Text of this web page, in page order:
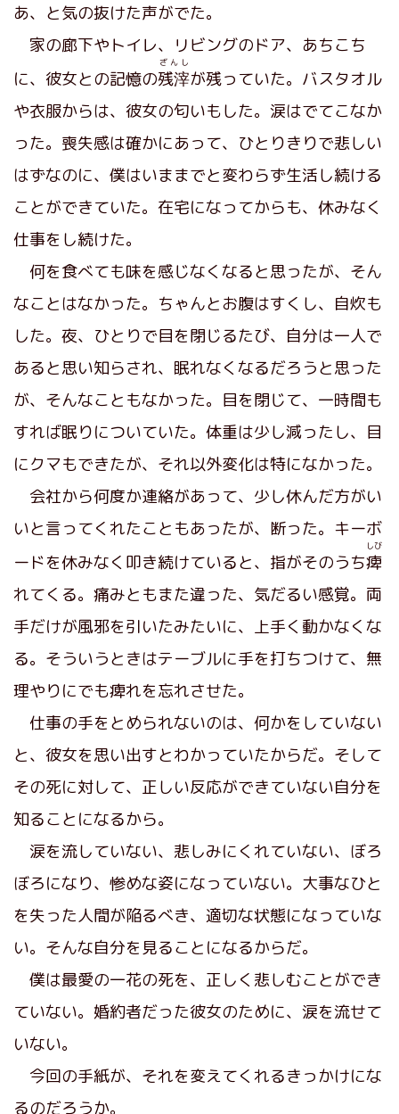
あ、と気の抜けた声がでた。
家の廊下やトイレ、リビングのドア、あちこち
に、彼女との記憶の残滓
ざんし
が残っていた。バスタオル
や衣服からは、彼女の匂いもした。涙はでてこなか
った。喪失感は確かにあって、ひとりきりで悲しい
はずなのに、僕はいままでと変わらず生活し続ける
ことができていた。在宅になってからも、休みなく
仕事をし続けた。
何を食べても味を感じなくなると思ったが、そん
なことはなかった。ちゃんとお腹はすくし、自炊も
した。夜、ひとりで目を閉じるたび、自分は一人で
あると思い知らされ、眠れなくなるだろうと思った
が、そんなこともなかった。目を閉じて、一時間も
すれば眠りについていた。体重は少し減ったし、目
にクマもできたが、それ以外変化は特になかった。
会社から何度か連絡があって、少し休んだ方がい
いと言ってくれたこともあったが、断った。キーボ
ードを休みなく叩き続けていると、指がそのうち痺
しび
れてくる。痛みともまた違った、気だるい感覚。両
手だけが風邪を引いたみたいに、上手く動かなくな
る。そういうときはテーブルに手を打ちつけて、無
理やりにでも痺れを忘れさせた。
仕事の手をとめられないのは、何かをしていない
と、彼女を思い出すとわかっていたからだ。そして
その死に対して、正しい反応ができていない自分を
知ることになるから。
涙を流していない、悲しみにくれていない、ぼろ
ぼろになり、惨めな姿になっていない。大事なひと
を失った人間が陥るべき、適切な状態になっていな
い。そんな自分を見ることになるからだ。
僕は最愛の一花の死を、正しく悲しむことができ
ていない。婚約者だった彼女のために、涙を流せて
いない。
今回の手紙が、それを変えてくれるきっかけにな
るのだろうか。